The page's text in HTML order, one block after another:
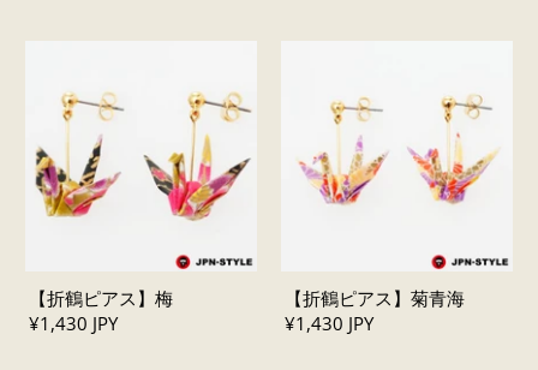
【折鶴ピアス】梅
¥1,430 JPY
【折鶴ピアス】菊青海
¥1,430 JPY